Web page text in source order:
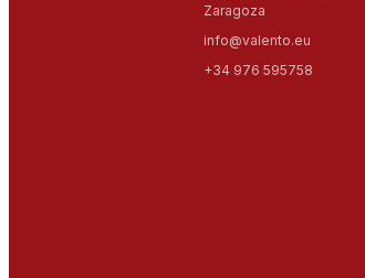
Zaragoza
info@valento.eu
+34 976 595758